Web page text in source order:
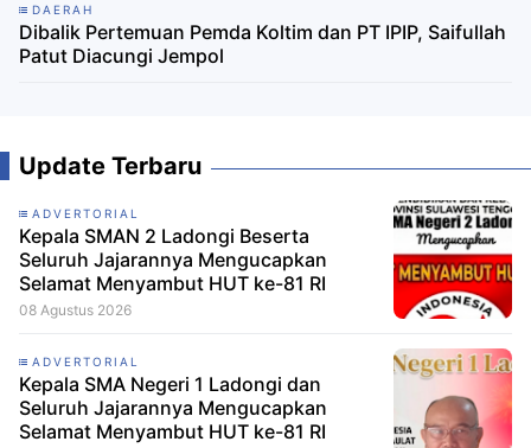
DAERAH
Dibalik Pertemuan Pemda Koltim dan PT IPIP, Saifullah
Patut Diacungi Jempol
Update Terbaru
ADVERTORIAL
Kepala SMAN 2 Ladongi Beserta
Seluruh Jajarannya Mengucapkan
Selamat Menyambut HUT ke-81 RI
08 Agustus 2026
ADVERTORIAL
Kepala SMA Negeri 1 Ladongi dan
Seluruh Jajarannya Mengucapkan
Selamat Menyambut HUT ke-81 RI